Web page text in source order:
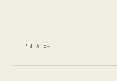
ЧИТАТЬ→